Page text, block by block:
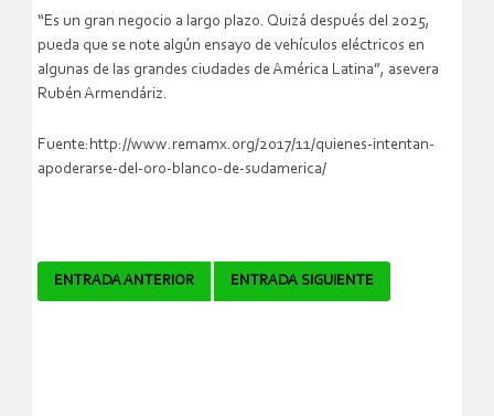
“Es un gran negocio a largo plazo. Quizá después del 2025,
pueda que se note algún ensayo de vehículos eléctricos en
algunas de las grandes ciudades de América Latina”, asevera
Rubén Armendáriz.
Fuente:http://www.remamx.org/2017/11/quienes-intentan-
apoderarse-del-oro-blanco-de-sudamerica/
Navegador
ENTRADA ANTERIOR ENTRADA SIGUIENTE